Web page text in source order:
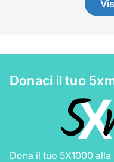
Donaci il tuo
Dona il tuo 5X1000